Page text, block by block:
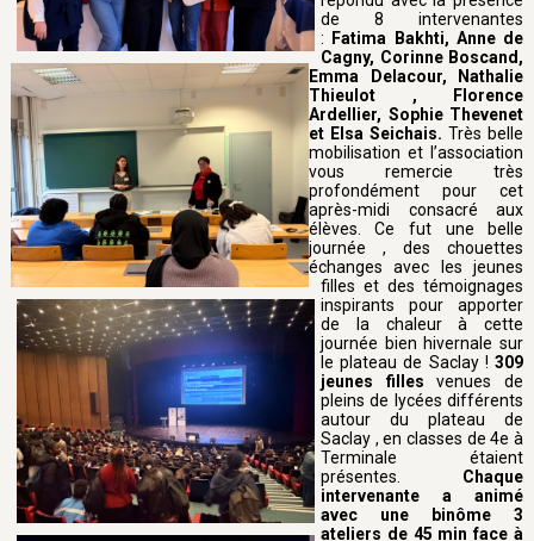
de 8 intervenantes
:
Fatima Bakhti, Anne de
Cagny, Corinne Boscand,
Emma Delacour, Nathalie
Thieulot , Florence
Ardellier, Sophie Thevenet
et Elsa Seichais.Très belle
mobilisation et l’association
vous remercie très
profondément pour cet
après-midi consacré aux
élèves. Ce fut une belle
journée , des chouettes
échanges avec les jeunes
filles et des témoignages
inspirants pour apporter
de la chaleur à cette
journée bien hivernale sur
le plateau de Saclay !309
jeunes fillesvenues de
pleins de lycées différents
autour du plateau de
Saclay , en classes de 4e à
Terminale étaient
présentes. Chaque
intervenante a animé
avec une binôme 3
ateliers de 45 min face à